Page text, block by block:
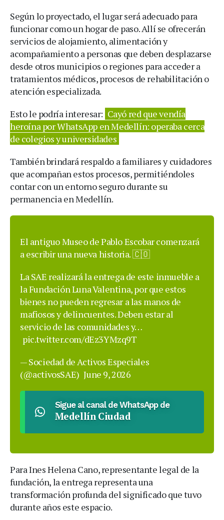
Según lo proyectado, el lugar será adecuado para
funcionar como un hogar de paso. Allí se ofrecerán
servicios de alojamiento, alimentación y
acompañamiento a personas que deben desplazarse
desde otros municipios o regiones para acceder a
tratamientos médicos, procesos de rehabilitación o
atención especializada.
Esto le podría interesar: Cayó red que vendía
heroína por WhatsApp en Medellín: operaba cerca
de colegios y universidades
También brindará respaldo a familiares y cuidadores
que acompañan estos procesos, permitiéndoles
contar con un entorno seguro durante su
permanencia en Medellín.
El antiguo Museo de Pablo Escobar comenzará
a escribir una nueva historia. 🇨🇴
La SAE realizará la entrega de este inmueble a
la Fundación Luna Valentina, por que estos
bienes no pueden regresar a las manos de
mafiosos y delincuentes. Deben estar al
servicio de las comunidades y…
pic.twitter.com/dEz3YMzq9T
— Sociedad de Activos Especiales
(@activosSAE) June 9, 2026
Sigue al canal de WhatsApp de
Medellín Ciudad
Para Ines Helena Cano, representante legal de la
fundación, la entrega representa una
transformación profunda del significado que tuvo
durante años este espacio.